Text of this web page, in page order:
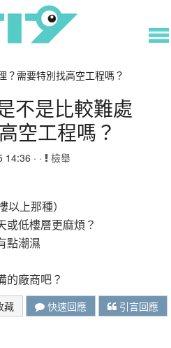
？需要特別找高空工程嗎？
不是比較難處
空工程嗎？
· · 檢舉
上那種）
或低樓層更麻煩？
點潮濕
的廠商吧？
藏 快速回應 引言回應